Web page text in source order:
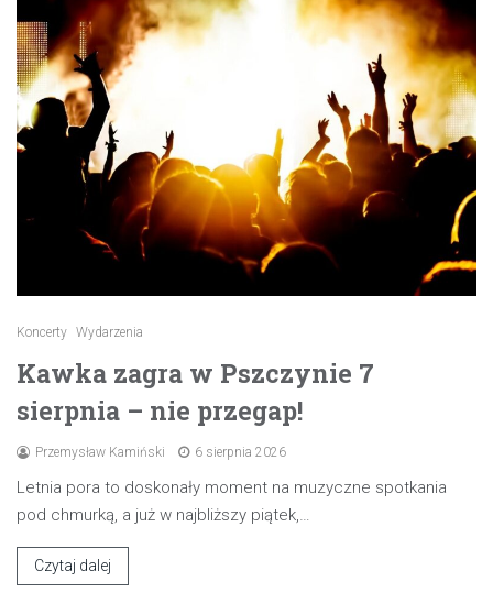
Koncerty Wydarzenia
Kawka zagra w Pszczynie 7
sierpnia – nie przegap!
Przemysław Kamiński 6 sierpnia 2026
Letnia pora to doskonały moment na muzyczne spotkania
pod chmurką, a już w najbliższy piątek,…
Czytaj dalej